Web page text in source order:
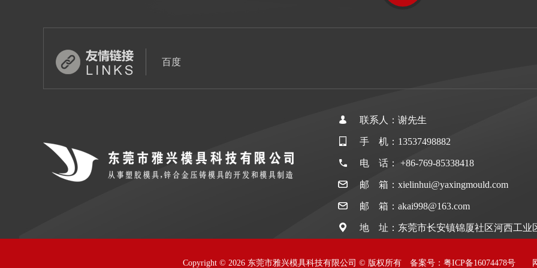
百度
联系人：谢先生
手 机：13537498882
电 话： +86-769-85338418
邮 箱：xielinhui@yaxingmould.com
邮 箱：akai998@163.com
地 址：东莞市长安镇锦厦社区河西工业
Copyright © 2026 东莞市雅兴模具科技有限公司 © 版权所有 备案号： 粤ICP备16074478号